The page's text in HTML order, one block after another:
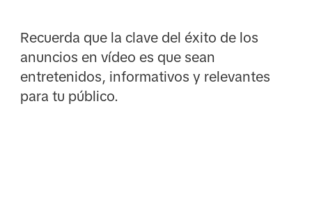
Recuerda que la clave del éxito de los
anuncios en vídeo es que sean
entretenidos, informativos y relevantes
para tu público.